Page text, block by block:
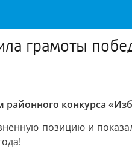
грамоты
конкурса
позицию и